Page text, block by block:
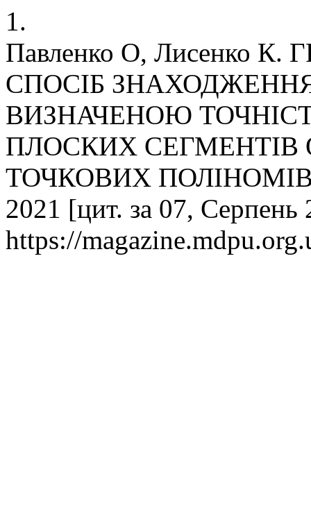
1.
Павленко О, Лисенко
СПОСІБ
ВИЗНАЧЕНОЮ
ПЛОСКИХ
ТОЧКОВИХ ПОЛІНОМІВ.
2021 [цит. за 07,
https://